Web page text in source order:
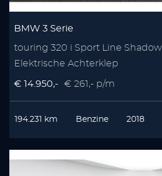
BMW 3 Serie
touring 320 i Sport Line Shadow
Elektrische Achterklep
€ 14.950,- € 261,- p/m
194.231 km Benzine 2018